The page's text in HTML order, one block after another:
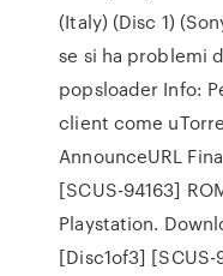
(Italy) (Disc 1)
se si ha problemi
popsloader Info:
client come
AnnounceURL
[SCUS-94163]
Playstation.
[Disc1of3]